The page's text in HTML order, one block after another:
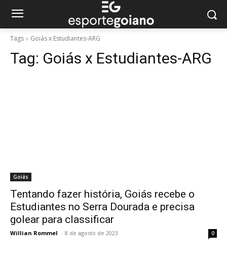
Tags Goiás x Estudiantes-ARG
Tag: Goiás x Estudiantes-ARG
Goiás
Tentando fazer história, Goiás recebe o
Estudiantes no Serra Dourada e precisa
golear para classificar
Willian Rommel - 8 de agosto de 2023 0